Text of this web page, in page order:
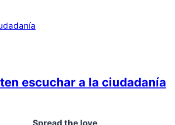
escuchar a la ciudadanía
Spread the love